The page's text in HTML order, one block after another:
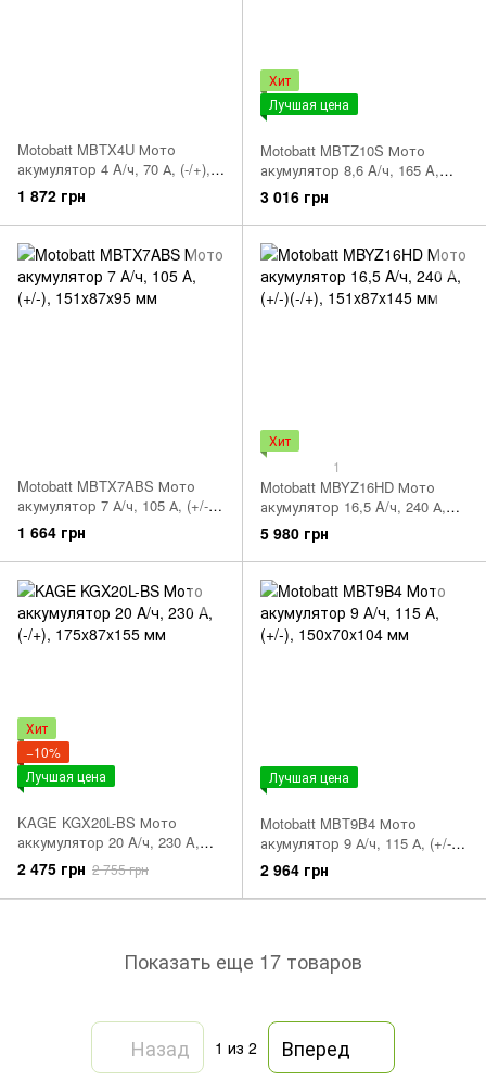
Motobatt MBTX4U Мото
акумулятор 4 A/ч, 70 А, (-/+),
114x70x87 мм
1 872 грн
Хит
Лучшая цена
Motobatt MBTZ10S Мото
акумулятор 8,6 A/ч, 165 A,
151x87x95 мм 2,9 кг
3 016 грн
Motobatt MBTX7ABS Мото
акумулятор 7 А/ч, 105 А, (+/-),
151x87x95 мм
1 664 грн
Хит
1
Motobatt MBYZ16HD Мото
акумулятор 16,5 A/ч, 240 А,
(+/-)(-/+), 151x87x145 мм
5 980 грн
Хит
−10%
Лучшая цена
KAGE KGX20L-BS Мото
аккумулятор 20 A/ч, 230 A,
(-/+), 175x87x155 мм
2 475 грн 2 755 грн
Лучшая цена
Motobatt MBT9B4 Мото
акумулятор 9 А/ч, 115 А, (+/-),
150x70x104 мм
2 964 грн
Показать еще 17 товаров
Назад 1 из 2
Вперед